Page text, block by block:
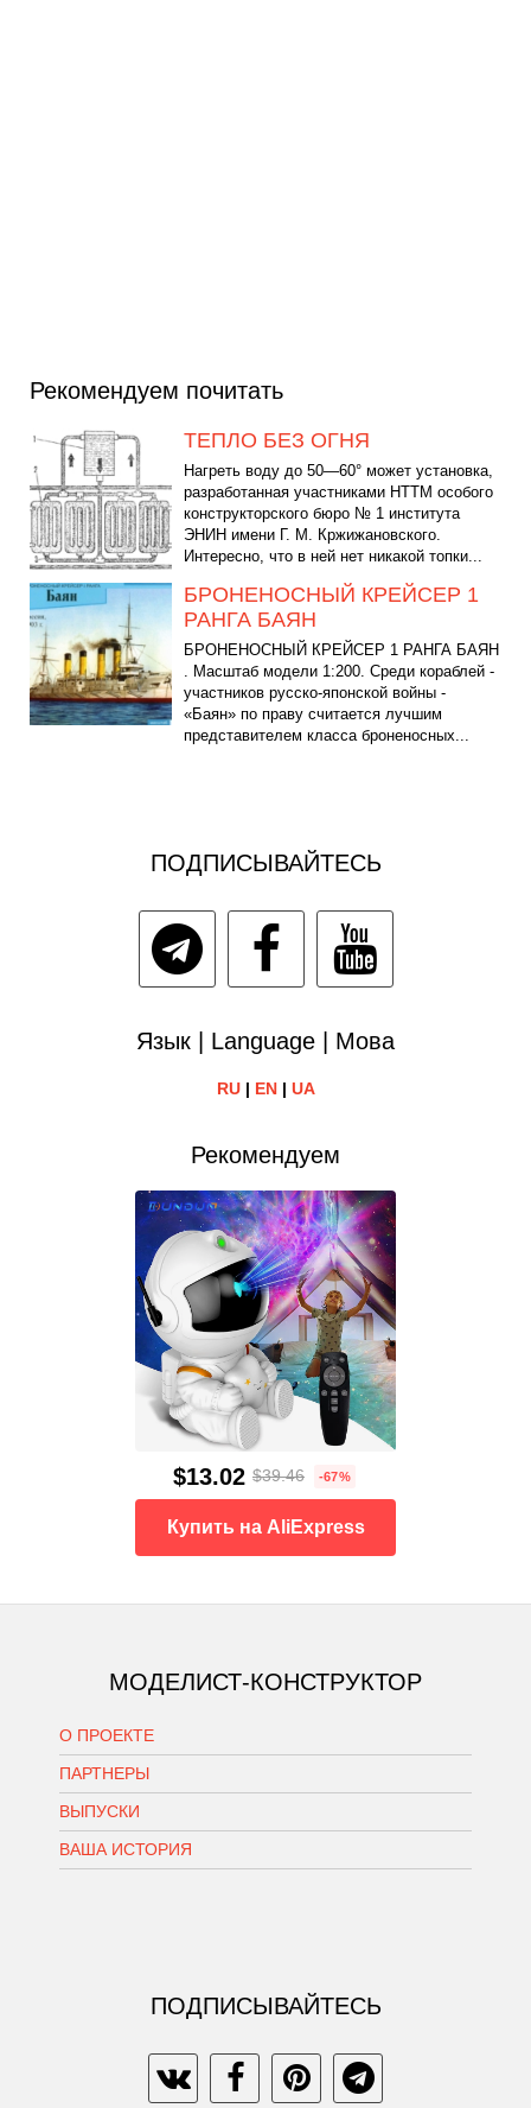
Рекомендуем почитать
ТЕПЛО БЕЗ ОГНЯ
Нагреть воду до 50—60° может установка,
разработанная участниками НТТМ особого
конструкторского бюро № 1 института
ЭНИН имени Г. М. Кржижановского.
Интересно, что в ней нет никакой топки...
БРОНЕНОСНЫЙ КРЕЙСЕР 1
РАНГА БАЯН
БРОНЕНОСНЫЙ КРЕЙСЕР 1 РАНГА БАЯН
. Масштаб модели 1:200. Среди кораблей -
участников русско-японской войны -
«Баян» по праву считается лучшим
представителем класса броненосных...
ПОДПИСЫВАЙТЕСЬ
Язык | Language | Мова
RU| EN| UA
Рекомендуем
$13.02 $39.46 -67%
Купить на AliExpress
МОДЕЛИСТ-КОНСТРУКТОР
О ПРОЕКТЕ
ПАРТНЕРЫ
ВЫПУСКИ
ВАША ИСТОРИЯ
ПОДПИСЫВАЙТЕСЬ